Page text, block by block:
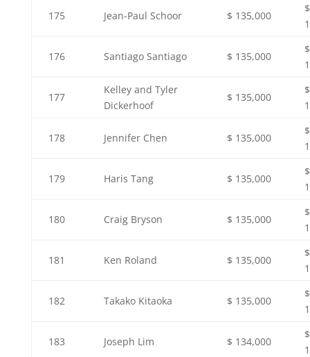
175 Jean-Paul Schoor $ 135,000
$
176 Santiago Santiago $ 135,000
$
177
Kelley and Tyler
Dickerhoof
$ 135,000
$
178 Jennifer Chen $ 135,000
$
179 Haris Tang $ 135,000
$
180 Craig Bryson $ 135,000
$
181 Ken Roland $ 135,000
$
182 Takako Kitaoka $ 135,000
$
183 Joseph Lim $ 134,000
$